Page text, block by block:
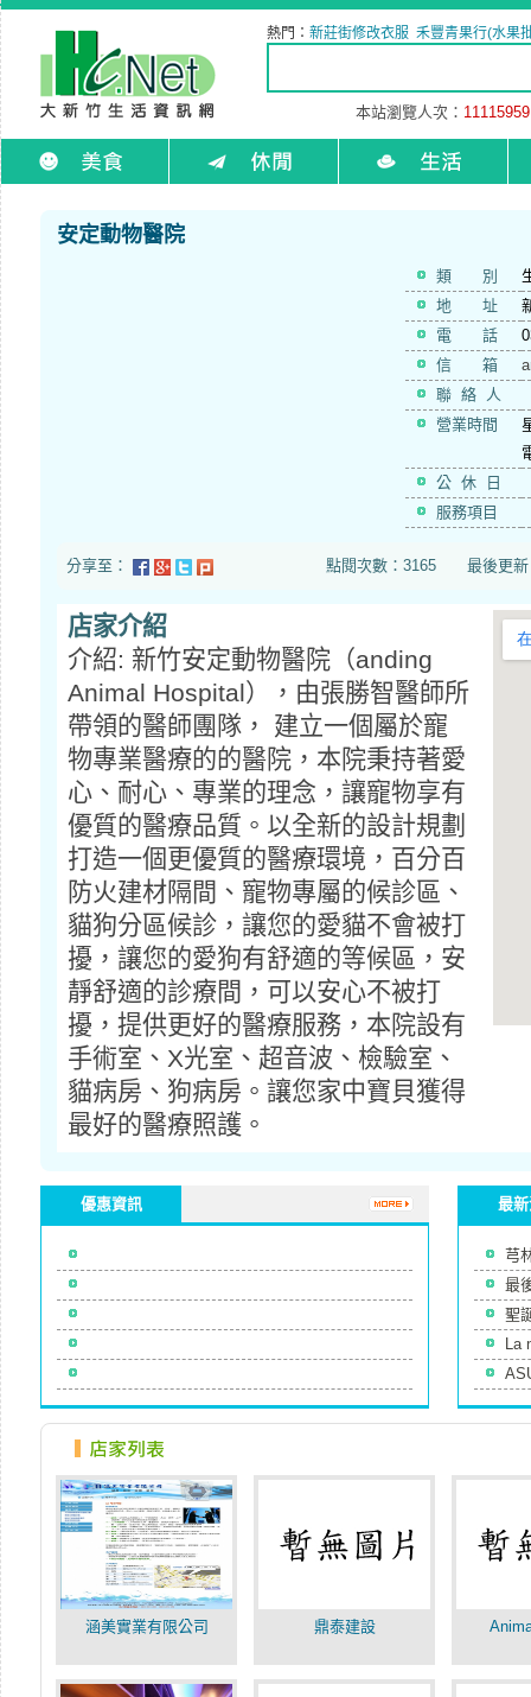
熱門： 新莊街修改衣服 禾豐青果行(水果
本站瀏覽人次： 11115959
安定動物醫院
類 別
地 址
電 話
信 箱
聯 絡 人
營業時間
公 休 日
服務項目
分享至： 點閱次數：3165 最後更新日期
店家介紹
介紹: 新竹安定動物醫院（anding
Animal Hospital），由張勝智醫師所
帶領的醫師團隊， 建立一個屬於寵
物專業醫療的的醫院，本院秉持著愛
心、耐心、專業的理念，讓寵物享有
優質的醫療品質。以全新的設計規劃
打造一個更優質的醫療環境，百分百
防火建材隔間、寵物專屬的候診區、
貓狗分區候診，讓您的愛貓不會被打
擾，讓您的愛狗有舒適的等候區，安
靜舒適的診療間，可以安心不被打
擾，提供更好的醫療服務，本院設有
手術室、X光室、超音波、檢驗室、
貓病房、狗病房。讓您家中寶貝獲得
最好的醫療照護。
優惠資訊 最
芎
最
聖
La
涵美實業有限公司 鼎泰建設